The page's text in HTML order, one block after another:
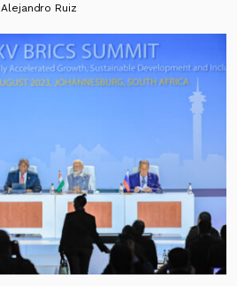
Alejandro Ruiz